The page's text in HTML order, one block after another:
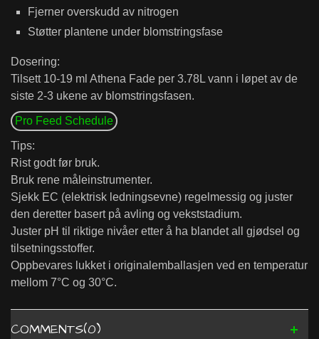
Fjerner overskudd av nitrogen
Støtter plantene under blomstringsfase
Dosering:
Tilsett 10-19 ml Athena Fade per 3.78L vann i løpet av de
siste 2-3 ukene av blomstringsfasen.
Pro Feed Schedule
Tips:
Rist godt før bruk.
Bruk rene måleinstrumenter.
Sjekk EC (elektrisk ledningsevne) regelmessig og juster
den deretter basert på avling og vekststadium.
Juster pH til riktige nivåer etter å ha blandet all gjødsel og
tilsetningsstoffer.
Oppbevares lukket i originalemballasjen ved en temperatur
mellom 7°C og 30°C.
COMMENTS(0)